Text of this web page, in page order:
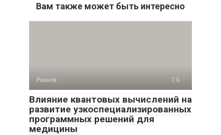
Вам также может быть интересно
Разное 0
Влияние квантовых вычислений на
развитие узкоспециализированных
программных решений для
медицины